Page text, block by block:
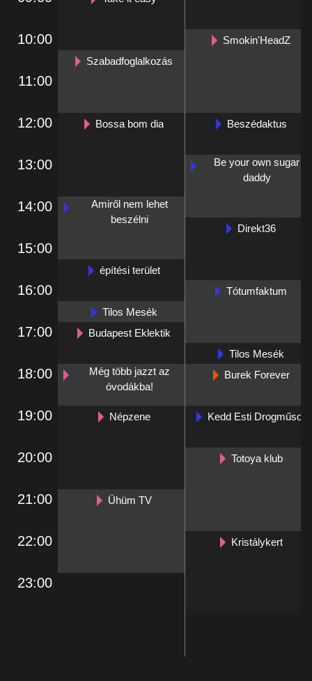
10:00
11:00
12:00
13:00
14:00
15:00
16:00
17:00
18:00
19:00
20:00
21:00
22:00
23:00
Szabadfoglalkozás
Bossa bom dia
Amiről nem lehet
beszélni
építési terület
Tilos Mesék
Budapest Eklektik
Még több jazzt az
óvodákba!
Népzene
Ühüm TV
Smokin'HeadZ
Beszédaktus
Be your own sugar
daddy
Direkt36
Tótumfaktum
Tilos Mesék
Burek Forever
Kedd Esti Drogműsor
Totoya klub
Kristálykert